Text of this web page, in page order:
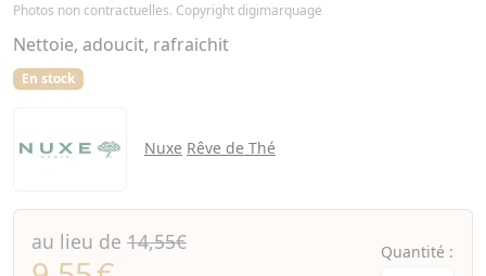
Photos non contractuelles. Copyright digimarquage
Nettoie, adoucit, rafraichit
En stock
Nuxe Rêve de Thé
au lieu de 14,55€ Quantité :